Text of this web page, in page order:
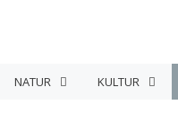
NATUR KULTUR